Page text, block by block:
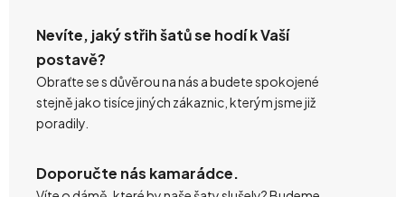
Nevíte, jaký střih šatů se hodí k Vaší
postavě?
Obraťte se s důvěrou na nás a budete spokojené
stejně jako tisíce jiných zákaznic, kterým jsme již
poradily.
Doporučte nás kamarádce.